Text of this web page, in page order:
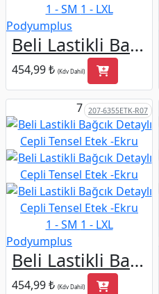
1 - SM 1 - LXL
Podyumplus
Beli Lastikli Bağcık Detaylı Cepli Tensel Etek -Haki
454,99 ₺ (Kdv Dahil)
7 207-6355ETK-R07
1 - SM 1 - LXL
Podyumplus
Beli Lastikli Bağcık Detaylı Cepli Tensel Etek -Ekru
454,99 ₺ (Kdv Dahil)